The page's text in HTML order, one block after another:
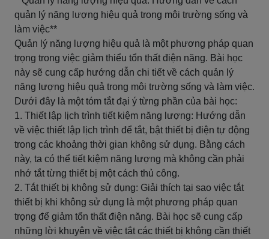
quản lý năng lượng hiệu quả trong môi trường sống và
làm việc**
Quản lý năng lượng hiệu quả là một phương pháp quan
trọng trong việc giảm thiểu tổn thất điện năng. Bài học
này sẽ cung cấp hướng dẫn chi tiết về cách quản lý
năng lượng hiệu quả trong môi trường sống và làm việc.
Dưới đây là một tóm tắt đại ý từng phần của bài học:
1. Thiết lập lịch trình tiết kiệm năng lượng: Hướng dẫn
về việc thiết lập lịch trình để tắt, bật thiết bị điện tự động
trong các khoảng thời gian không sử dụng. Bằng cách
này, ta có thể tiết kiệm năng lượng mà không cần phải
nhớ tắt từng thiết bị một cách thủ công.
2. Tắt thiết bị không sử dụng: Giải thích tại sao việc tắt
thiết bị khi không sử dụng là một phương pháp quan
trọng để giảm tổn thất điện năng. Bài học sẽ cung cấp
những lời khuyên về việc tắt các thiết bị không cần thiết